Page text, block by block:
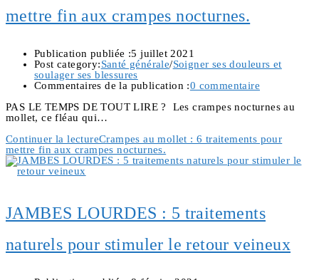
mettre fin aux crampes nocturnes.
Publication publiée :5 juillet 2021
Post category:Santé générale/Soigner ses douleurs et
soulager ses blessures
Commentaires de la publication :0 commentaire
PAS LE TEMPS DE TOUT LIRE ? Les crampes nocturnes au
mollet, ce fléau qui…
Continuer la lectureCrampes au mollet : 6 traitements pour
mettre fin aux crampes nocturnes.
JAMBES LOURDES : 5 traitements
naturels pour stimuler le retour veineux